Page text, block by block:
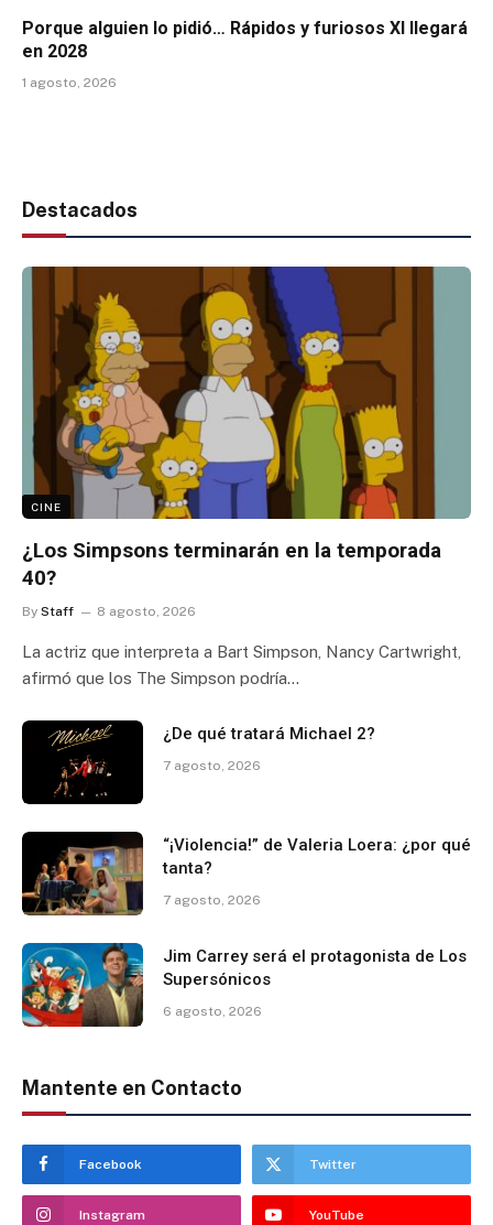
Porque alguien lo pidió… Rápidos y furiosos XI llegará
en 2028
1 agosto, 2026
Destacados
CINE
¿Los Simpsons terminarán en la temporada
40?
By Staff 8 agosto, 2026
La actriz que interpreta a Bart Simpson, Nancy Cartwright,
afirmó que los The Simpson podría…
¿De qué tratará Michael 2?
7 agosto, 2026
“¡Violencia!” de Valeria Loera: ¿por qué
tanta?
7 agosto, 2026
Jim Carrey será el protagonista de Los
Supersónicos
6 agosto, 2026
Mantente en Contacto
Facebook Twitter
Instagram YouTube